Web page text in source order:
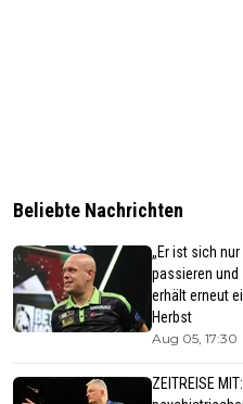
Beliebte Nachrichten
„Er ist sich
passieren und
erhält erneut
Herbst
Aug 05, 17:30
ZEITREISE